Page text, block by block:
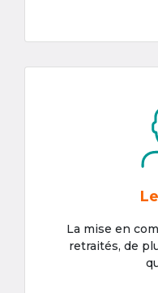
La mise en
retraités, de